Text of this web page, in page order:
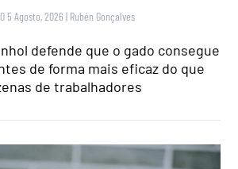
5 Agosto, 2026 | Rubén Gonçalves
defende que o gado consegue
de forma mais eficaz do que
de trabalhadores